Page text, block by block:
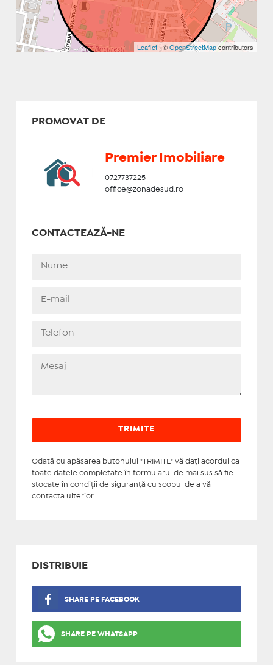
Leaflet | ©OpenStreetMapcontributors
PROMOVAT DE
Premier Imobiliare
0727737225
office@zonadesud.ro
CONTACTEAZĂ-NE
Odată cu apăsarea butonului "TRIMITE" vă daţi acordul ca
toate datele completate în formularul de mai sus să fie
stocate în condiţii de siguranţă cu scopul de a vă
contacta ulterior.
DISTRIBUIE
SHARE PE FACEBOOK
SHARE PE WHATSAPP